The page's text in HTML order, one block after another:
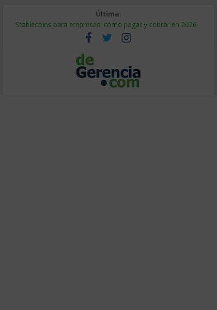
Última:
Stablecoins para empresas: cómo pagar y cobrar en 2026
Despido silencioso: qué es y por qué sale tan caro
IA en selección de personal: cómo auditarla a tiempo
Trabajo forzoso en la cadena de suministro: qué hacer
Mercado hispano de EE. UU.: cómo segmentarlo y venderle